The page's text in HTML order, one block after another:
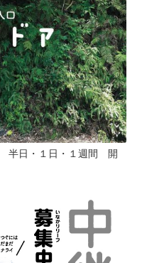
半日・１日・１週間 開